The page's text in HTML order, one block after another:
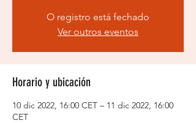
O registro está fechado
Ver outros eventos
Horario y ubicación
10 dic 2022, 16:00 CET – 11 dic 2022, 16:00
CET